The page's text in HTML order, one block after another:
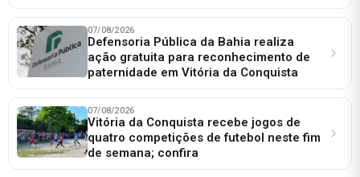
07/08/2026
Defensoria Pública da Bahia realiza
ação gratuita para reconhecimento de
paternidade em Vitória da Conquista
07/08/2026
Vitória da Conquista recebe jogos de
quatro competições de futebol neste fim
de semana; confira